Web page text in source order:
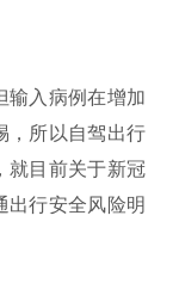
输入病例在增加
，所以自驾出行
就目前关于新冠
出行安全风险明